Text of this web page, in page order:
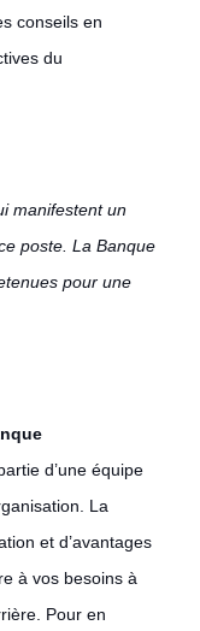
conseils en
du
manifestent un
poste. La Banque
pour une
d’une équipe
La
et d’avantages
à vos besoins à
Pour en